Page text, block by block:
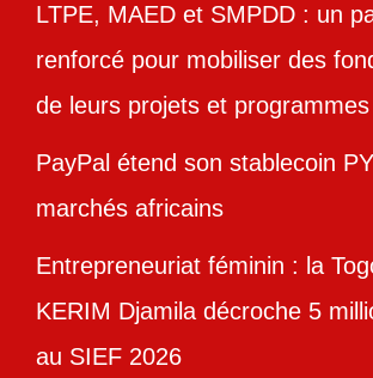
LTPE, MAED et SMPDD : un
renforcé pour mobiliser des
de leurs projets et programmes
PayPal étend son stablecoin
marchés africains
Entrepreneuriat féminin : la
KERIM Djamila décroche 5
au SIEF 2026